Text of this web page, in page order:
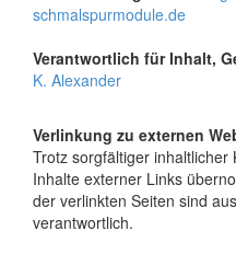
schmalspurmodule.de
Verantwortlich für Inhalt,
K. Alexander
Verlinkung zu externen
Trotz sorgfältiger
Inhalte externer Links
der verlinkten Seiten sind
verantwortlich.